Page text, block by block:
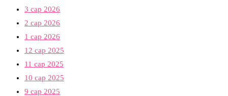
3 сар 2026
2 сар 2026
1 сар 2026
12 сар 2025
11 сар 2025
10 сар 2025
9 сар 2025